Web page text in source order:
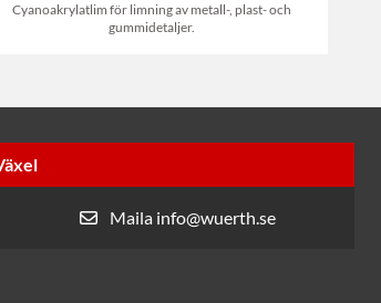
Cyanoakrylatlim för limning av metall-, plast- och
gummidetaljer.
Maila info@wuerth.se